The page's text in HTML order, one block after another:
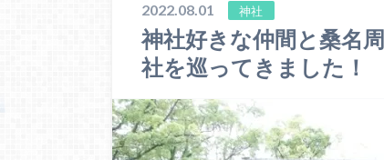
2022.08.01 神社
神社好きな仲間と桑名
社を巡ってきました！